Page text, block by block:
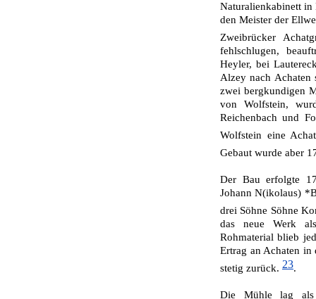
Naturalienkabinett
den Meister der
Zweibrücker
fehlschlugen,
Heyler, bei
Alzey nach Achaten
zwei bergkundigen
von Wolfstein,
Reichenbach und
Wolfstein eine
Gebaut wurde aber
Der Bau erfolgte
Johann N(ikolaus)
drei Söhne Söhne
das neue Werk
Rohmaterial blieb
Ertrag an Achaten in
stetig zurück. 23.
Die Mühle lag als